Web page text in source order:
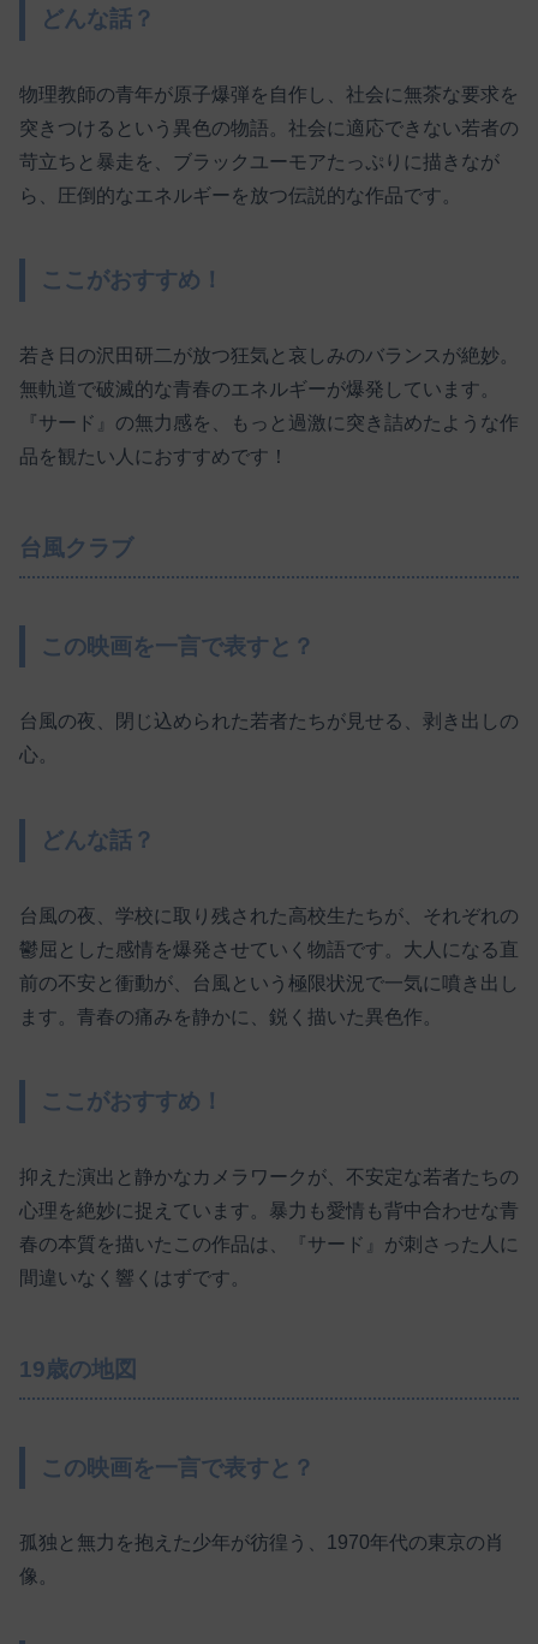
どんな話？
物理教師の青年が原子爆弾を自作し、社会に無茶な要求を
突きつけるという異色の物語。社会に適応できない若者の
苛立ちと暴走を、ブラックユーモアたっぷりに描きなが
ら、圧倒的なエネルギーを放つ伝説的な作品です。
ここがおすすめ！
若き日の沢田研二が放つ狂気と哀しみのバランスが絶妙。
無軌道で破滅的な青春のエネルギーが爆発しています。
『サード』の無力感を、もっと過激に突き詰めたような作
品を観たい人におすすめです！
台風クラブ
この映画を一言で表すと？
台風の夜、閉じ込められた若者たちが見せる、剥き出しの
心。
どんな話？
台風の夜、学校に取り残された高校生たちが、それぞれの
鬱屈とした感情を爆発させていく物語です。大人になる直
前の不安と衝動が、台風という極限状況で一気に噴き出し
ます。青春の痛みを静かに、鋭く描いた異色作。
ここがおすすめ！
抑えた演出と静かなカメラワークが、不安定な若者たちの
心理を絶妙に捉えています。暴力も愛情も背中合わせな青
春の本質を描いたこの作品は、『サード』が刺さった人に
間違いなく響くはずです。
19歳の地図
この映画を一言で表すと？
孤独と無力を抱えた少年が彷徨う、1970年代の東京の肖
像。